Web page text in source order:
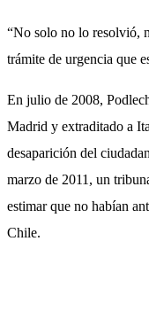
“No solo no lo resolvió,
trámite de urgencia que
En julio de 2008,
Madrid y extraditado a
desaparición del
marzo de 2011, un
estimar que no habían
Chile.